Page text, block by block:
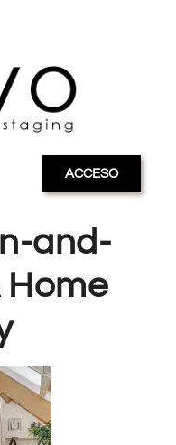
ACCESO
and-
Home